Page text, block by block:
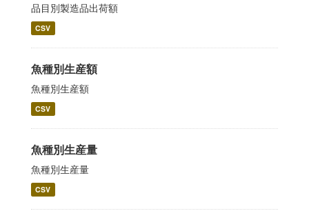
品目別製造品出荷額
CSV
魚種別生産額
魚種別生産額
CSV
魚種別生産量
魚種別生産量
CSV